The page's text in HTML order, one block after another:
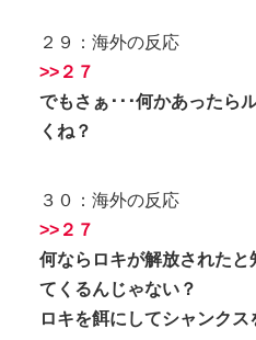
２９：海外の反応
>>２７
でもさぁ･･･何かあったら
くね？
３０：海外の反応
>>２７
何ならロキが解放された
てくるんじゃない？
ロキを餌にしてシャンクス